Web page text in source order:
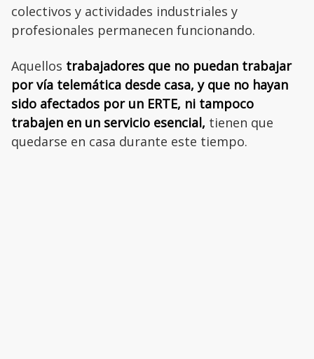
colectivos y actividades industriales y
profesionales permanecen funcionando.
Aquellos trabajadores que no puedan trabajar
por vía telemática desde casa, y que no hayan
sido afectados por un ERTE, ni tampoco
trabajen en un servicio esencial, tienen que
quedarse en casa durante este tiempo.